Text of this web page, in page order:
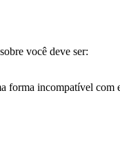
você deve ser:
forma incompatível com